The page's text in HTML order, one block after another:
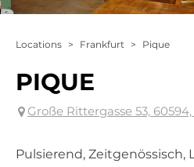
Locations > Frankfurt > Pique
PIQUE
Große Rittergasse 53,
Pulsierend, Zeitgenössisch,